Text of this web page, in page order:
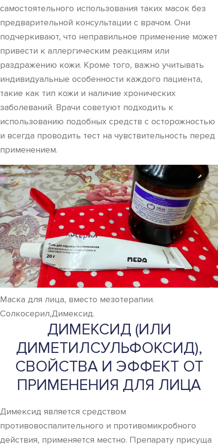
самостоятельного использования таких масок без
предварительной консультации с врачом. Они
подчеркивают, что неправильное применение может
привести к аллергическим реакциям или
раздражению кожи. Кроме того, важно учитывать
индивидуальные особенности каждого пациента,
такие как тип кожи и наличие хронических
заболеваний. Врачи советуют подходить к
использованию подобных средств с осторожностью
и всегда проводить тест на чувствительность перед
применением.
Маска для лица, вместо мезотерапии.
Солкосерил,Димексид.
ДИМЕКСИД (ИЛИ
ДИМЕТИЛСУЛЬФОКСИД),
СВОЙСТВА И ЭФФЕКТ ОТ
ПРИМЕНЕНИЯ ДЛЯ ЛИЦА
Димексид является средством
противовоспалительного и противомикробного
действия, применяется местно. Препарату присуща